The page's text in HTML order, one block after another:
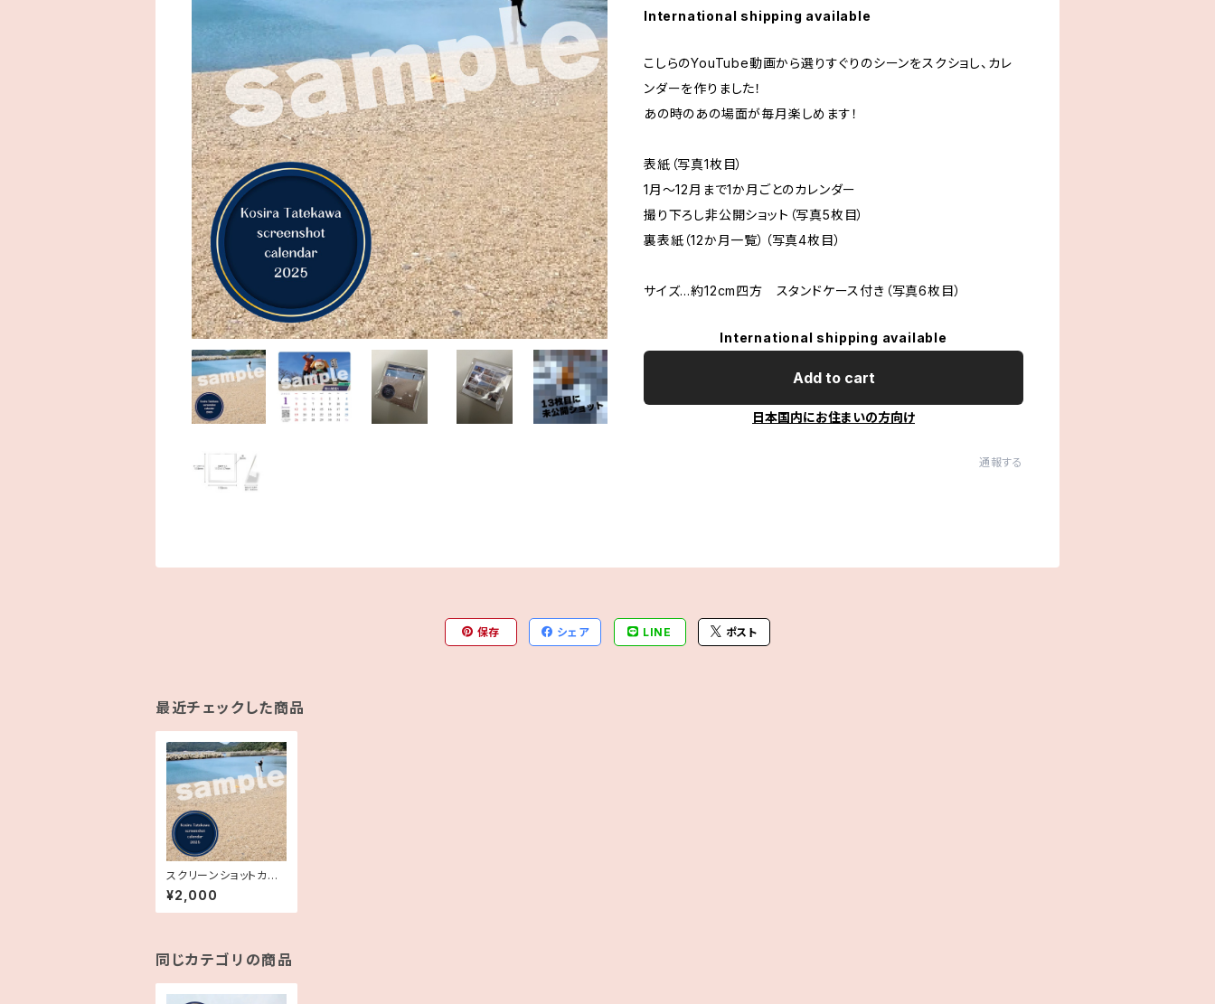
International shipping available
こしらのYouTube動画から選りすぐりのシーンをスクショし、カレ
ンダーを作りました！
あの時のあの場面が毎月楽しめます！
表紙（写真1枚目）
1月～12月まで1か月ごとのカレンダー
撮り下ろし非公開ショット（写真5枚目）
裏表紙（12か月一覧）（写真4枚目）
サイズ…約12cm四方 スタンドケース付き（写真6枚目）
International shipping available
Add to cart
日本国内にお住まいの方向け
通報する
保存 シェア LINE ポスト
最近チェックした商品
スクリーンショットカレ
ンダー2025
¥2,000
同じカテゴリの商品